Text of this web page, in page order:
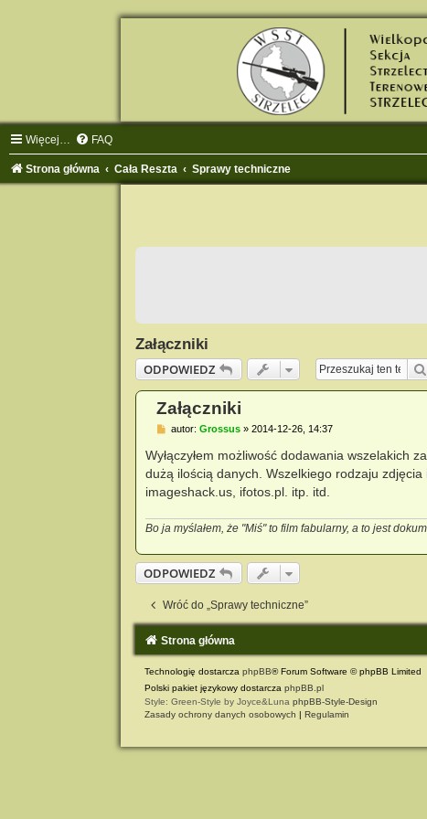
Więcej… FAQ
Strona główna Cała Reszta Sprawy techniczne
Załączniki
ODPOWIEDZ
Załączniki
P
s
autor: Grossus» 2014-12-26, 14:37
Wyłączyłem możliwość dodawania wszelakich
dużą ilością danych. Wszelkiego rodzaju
imageshack.us, ifotos.pl. itp. itd.
Bo ja myślałem, że "Miś" to film fabularny, a to jest
ODPOWIEDZ
Wróć do „Sprawy techniczne”
Strona główna
Technologię dostarcza phpBB® Forum Software © phpBB Limited
Polski pakiet językowy dostarcza phpBB.pl
Style: Green-Style by Joyce&Luna phpBB-Style-Design
Zasady ochrony danych osobowych
Regulamin